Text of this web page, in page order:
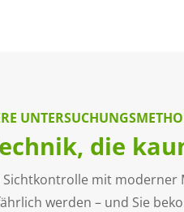
die
mit moderner
werden – und Sie